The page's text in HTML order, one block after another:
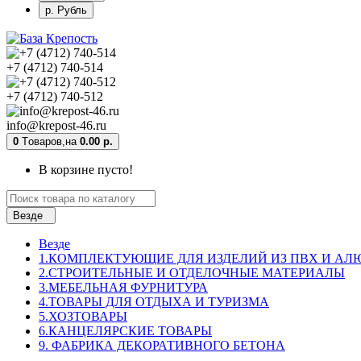
р. Рубль
+7 (4712) 740-514
+7 (4712) 740-512
info@krepost-46.ru
0 Tоваров, на 0.00 р.
В корзине пусто!
Везде
Везде
1.КОМПЛЕКТУЮЩИЕ ДЛЯ ИЗДЕЛИЙ ИЗ ПВХ И
2.СТРОИТЕЛЬНЫЕ И ОТДЕЛОЧНЫЕ МАТЕРИАЛЫ
3.МЕБЕЛЬНАЯ ФУРНИТУРА
4.ТОВАРЫ ДЛЯ ОТДЫХА И ТУРИЗМА
5.ХОЗТОВАРЫ
6.КАНЦЕЛЯРСКИЕ ТОВАРЫ
9. ФАБРИКА ДЕКОРАТИВНОГО БЕТОНА